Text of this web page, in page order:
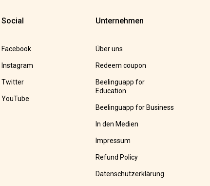
Social
Facebook
Instagram
Twitter
YouTube
Unternehmen
Über uns
Redeem coupon
Beelinguapp for
Education
Beelinguapp for Business
In den Medien
Impressum
Refund Policy
Datenschutzerklärung